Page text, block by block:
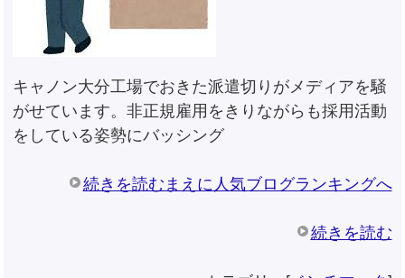
キャノン大分工場でおきた派遣切りがメディアを騒
がせています。非正規雇用をきりながらも採用活動
をしている姿勢にバッシング
続きを読むまえに人気ブログランキングへ
続きを読む